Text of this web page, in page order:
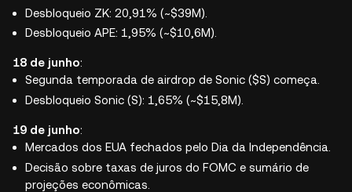
Desbloqueio ZK: 20,91% (~$39M).
Desbloqueio APE: 1,95% (~$10,6M).
18 de junho:
Segunda temporada de airdrop de Sonic ($S) começa.
Desbloqueio Sonic (S): 1,65% (~$15,8M).
19 de junho:
Mercados dos EUA fechados pelo Dia da Independência.
Decisão sobre taxas de juros do FOMC e sumário de
projeções econômicas.